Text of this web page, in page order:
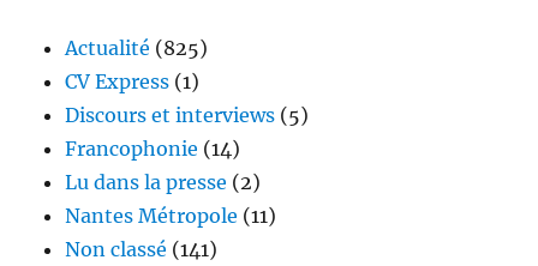
Actualité (825)
CV Express (1)
Discours et interviews (5)
Francophonie (14)
Lu dans la presse (2)
Nantes Métropole (11)
Non classé (141)